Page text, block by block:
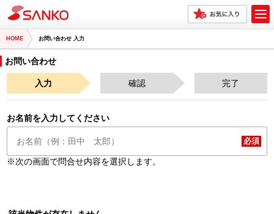
HOME お問い合わせ 入力
お問い合わせ
入力 確認 完了
お名前を入力してください
※次の画面で問合せ内容を選択します。